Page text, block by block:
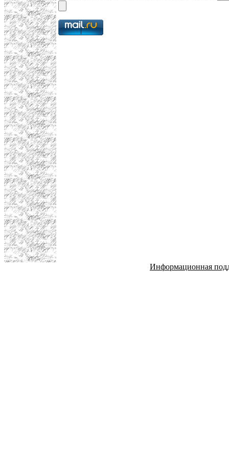
Информационная